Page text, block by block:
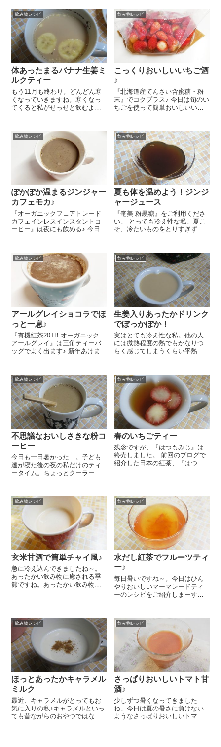
飲み物レシピ
体あったまるバナナ生姜ミ
ルクティー
もう11月も終わり。どんどん寒
くなっていきますね。寒くなっ
てくると私がせっせと飲むよう
朝から夜寝るまで1日2～3杯は飲
んで体の中から温めるように心
飲み物レシピ
こっくりおいしいいちご酒
♪
『北海道産てんさい含蜜糖・粉
末』でコクプラス♪ 今日は旬のい
ちごを使って簡単おいしいいち
に洗ってへたをとり水分をふき
取ったいちご 250g、『北海道
産てんさい...
飲み物レシピ
ぽかぽか温まるジンジャー
カフェモカ♪
『オーガニックフェアトレード
カフェインレスインスタントコ
ーヒー』は夜にも飲める♪ 今日は
ま～す😉 マグカップに『オーガ
ニックフェアトレードカフェイ
ンレスインス...
飲み物レシピ
夏も体を温めよう！ジンジ
ャージュース
『奄美 粉黒糖』をご利用くださ
い。 とっても冷え性な私。夏こ
そ、冷たいものをとりすぎず体
しでも何とかしたいなぁ、と思
い、たっぷりしょうがを使った
ジンジャージュースを...
飲み物レシピ
アールグレイショコラでほ
っと一息♪
『有機紅茶20TB オーガニック
アールグレイ』は三角ティーバ
ッグでよく出ます♪ 新年あけまし
スメのアールグレイショコラの
レシピをご紹介しま～す😉 小鍋
に水...
飲み物レシピ
生姜入りあったかドリンク
でぽっかぽか！
実はとても冷え性な私。他の人
には微熱程度の熱でもかなりつ
らく感じてしまうくらい平熱も
はかなり意識して体を温めるも
のを食べるようにしています。
中でも、一番気軽に摂れるのが
生姜入りのあった...
飲み物レシピ
不思議なおいしさきな粉コ
ーヒー
今日も一日暑かった…。子ども
達が寝た後の夜の私だけのティ
ータイム。ちょっとクーラーも
ヒー（粉）』を使っておいしい
コーヒーを入れます♪有機JAS認
定の安心コーヒーで香ばしい...
飲み物レシピ
春のいちごティー
残念ですが、『はつもみじ』は
終売しました。 前回のブログで
紹介した日本の紅茶、『はつも
いました(#^.^#) ...
飲み物レシピ
玄米甘酒で簡単チャイ風♪
急に冷え込んできましたね～。
あったかい飲み物に癒される季
節ですね。あったかい飲み物は
少し煮だして豆乳または牛乳を
飲み物レシピ
水だし紅茶でフルーツティ
ー♪
毎日暑いですね～。今日はひん
やりおいしいマーマレードティ
ーのレシピをご紹介しまーす😉
茶を作ります。『有機紅茶20TB
オーガニック ダージリン』 1つ
あたり200m?の水の割...
飲み物レシピ
ほっとあったかキャラメル
ミルク
最近、キャラメルがとってもお
気に入りの私♪キャラメルといっ
ても昔ながらのおやつではなく
飲み物レシピ
さっぱりおいしいトマト甘
酒♪
少しずつ暑くなってきました
ね。今日は夏の暑さに負けない
ようなさっぱりおいしいトマト